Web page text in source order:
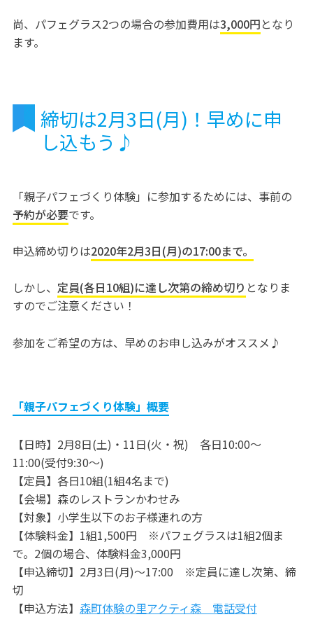
尚、パフェグラス2つの場合の参加費用は3,000円となり
ます。
締切は2月3日(月)！早めに申
し込もう♪
「親子パフェづくり体験」に参加するためには、事前の
予約が必要です。
申込締め切りは2020年2月3日(月)の17:00まで。
しかし、 定員(各日10組)に達し次第の締め切り となりま
すのでご注意ください！
参加をご希望の方は、早めのお申し込みがオススメ♪
「親子パフェづくり体験」概要
【日時】2月8日(土)・11日(火・祝) 各日10:00〜
11:00(受付9:30〜)
【定員】各日10組(1組4名まで)
【会場】森のレストランかわせみ
【対象】小学生以下のお子様連れの方
【体験料金】1組1,500円 ※パフェグラスは1組2個ま
で。2個の場合、体験料金3,000円
【申込締切】2月3日(月)〜17:00 ※定員に達し次第、締
切
【申込方法】 森町体験の里アクティ森 電話受付